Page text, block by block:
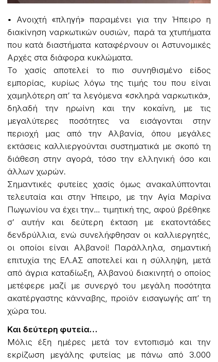
• Ανοιχτή «πληγή» παραμένει για την Ήπειρο η
διακίνηση ναρκωτικών ουσιών, παρά τα χτυπήματα
που κατά διαστήματα καταφέρνουν οι Αστυνομικές
Αρχές στα διάφορα κυκλώματα.
Το χασίς αποτελεί το πιο συνηθισμένο είδος
εμπορίας, κυρίως λόγω της τιμής του που είναι
χαμηλότερη απ’ τα λεγόμενα «σκληρά ναρκωτικά»,
δηλαδή την ηρωίνη και την κοκαΐνη, με τις
μεγαλύτερες ποσότητες να εισάγονται στην
περιοχή μας από την Αλβανία, όπου μεγάλες
εκτάσεις καλλιεργούνται συστηματικά με σκοπό τη
διάθεση στην αγορά, τόσο την ελληνική όσο και
άλλων χωρών.
Σημαντικές φυτείες χασίς όμως ανακαλύπτονται
τελευταία και στην Ήπειρο, με την Αγία Μαρίνα
Πωγωνίου να έχει την… τιμητική της, αφού βρέθηκε
σ’ αυτήν και δεύτερη έκταση με εκατοντάδες
δενδρύλλια, ενώ συνελήφθησαν οι καλλιεργητές,
οι οποίοι είναι Αλβανοί! Παράλληλα, σημαντική
επιτυχία της ΕΛ.ΑΣ αποτελεί και η σύλληψη, μετά
από άγρια καταδίωξη, Αλβανού διακινητή ο οποίος
μετέφερε μαζί με συνεργό του μεγάλη ποσότητα
ακατέργαστης κάνναβης, προϊόν εισαγωγής απ’ τη
χώρα του.
Και δεύτερη φυτεία…
Μόλις έξη ημέρες μετά τον εντοπισμό και την
εκρίζωση μεγάλης φυτείας με πάνω από 3.000